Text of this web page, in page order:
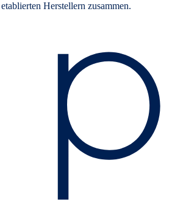
Herstellern zusammen.